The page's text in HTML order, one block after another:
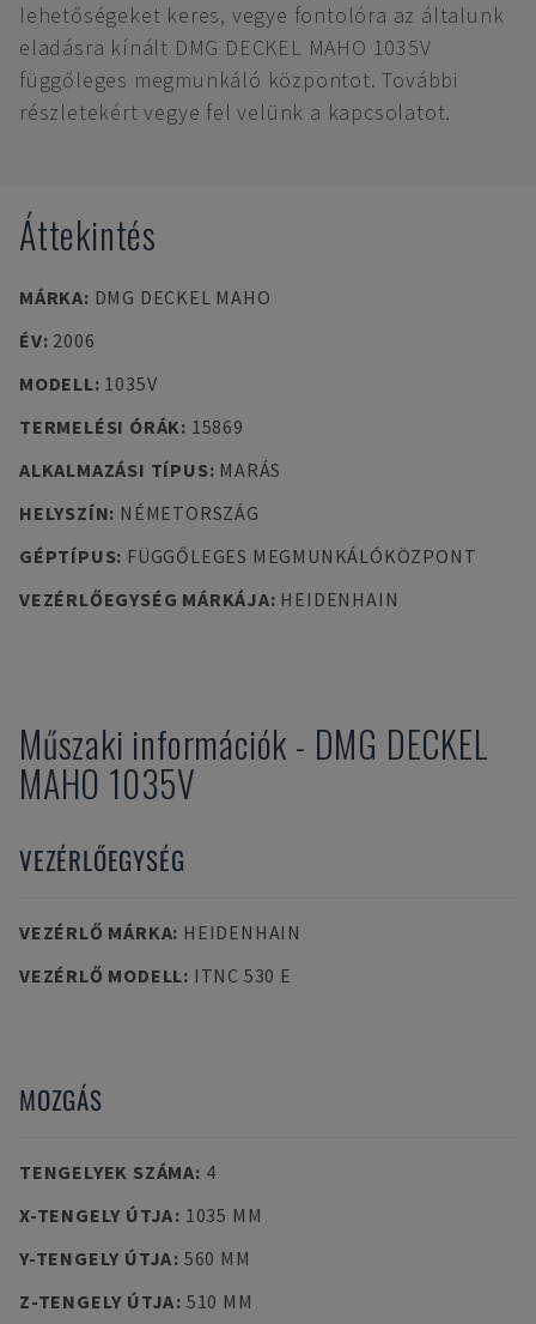
lehetőségeket keres, vegye fontolóra az általunk
eladásra kínált DMG DECKEL MAHO 1035V
függőleges megmunkáló központot. További
részletekért vegye fel velünk a kapcsolatot.
Áttekintés
MÁRKA: DMG DECKEL MAHO
ÉV: 2006
MODELL: 1035V
TERMELÉSI ÓRÁK: 15869
ALKALMAZÁSI TÍPUS: MARÁS
HELYSZÍN: NÉMETORSZÁG
GÉPTÍPUS: FÜGGŐLEGES MEGMUNKÁLÓKÖZPONT
VEZÉRLŐEGYSÉG MÁRKÁJA: HEIDENHAIN
Műszaki információk - DMG DECKEL
MAHO 1035V
VEZÉRLŐEGYSÉG
VEZÉRLŐ MÁRKA: HEIDENHAIN
VEZÉRLŐ MODELL: ITNC 530 E
MOZGÁS
TENGELYEK SZÁMA: 4
X-TENGELY ÚTJA: 1035 MM
Y-TENGELY ÚTJA: 560 MM
Z-TENGELY ÚTJA: 510 MM